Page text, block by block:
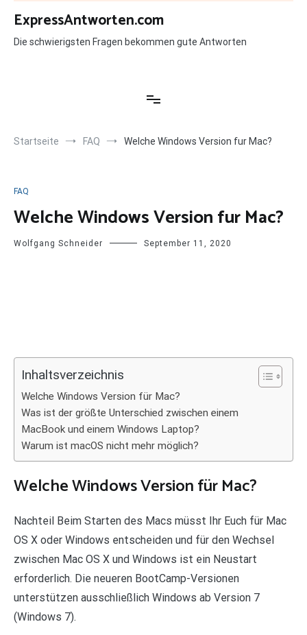
Zum
Inhalt
springen
ExpressAntworten.com
Die schwierigsten Fragen bekommen gute Antworten
Startseite FAQ Welche Windows Version fur Mac?
FAQ
Welche Windows Version fur Mac?
Wolfgang Schneider September 11, 2020
Inhaltsverzeichnis
Welche Windows Version für Mac?
Was ist der größte Unterschied zwischen einem
MacBook und einem Windows Laptop?
Warum ist macOS nicht mehr möglich?
Welche Windows Version für Mac?
Nachteil Beim Starten des Macs müsst Ihr Euch für Mac
OS X oder Windows entscheiden und für den Wechsel
zwischen Mac OS X und Windows ist ein Neustart
erforderlich. Die neueren BootCamp-Versionen
unterstützen ausschließlich Windows ab Version 7
(Windows 7).